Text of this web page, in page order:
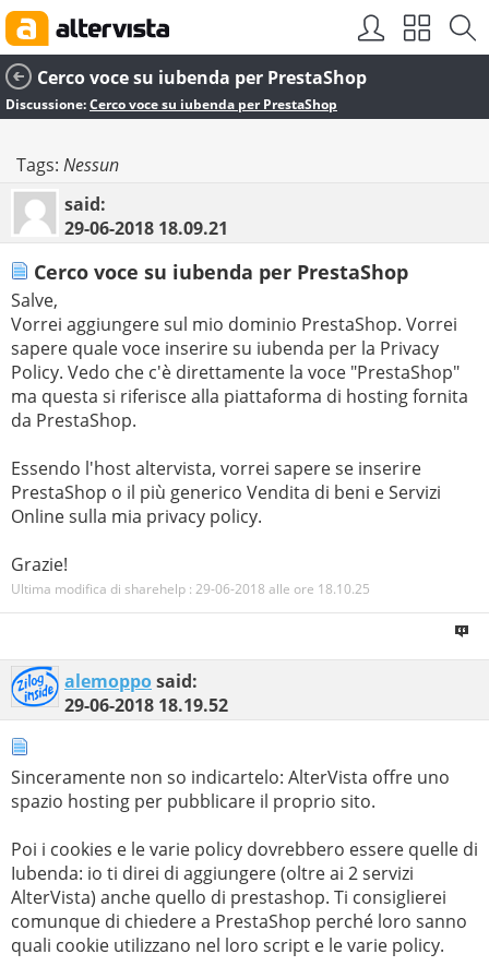
Cerco voce su iubenda per PrestaShop
Discussione:Cerco voce su iubenda per PrestaShop
Tags: Nessun
said:
29-06-2018 18.09.21
Cerco voce su iubenda per PrestaShop
Salve,
Vorrei aggiungere sul mio dominio PrestaShop. Vorrei
sapere quale voce inserire su iubenda per la Privacy
Policy. Vedo che c'è direttamente la voce "PrestaShop"
ma questa si riferisce alla piattaforma di hosting fornita
da PrestaShop.
Essendo l'host altervista, vorrei sapere se inserire
PrestaShop o il più generico Vendita di beni e Servizi
Online sulla mia privacy policy.
Grazie!
Ultima modifica di sharehelp : 29-06-2018 alle ore 18.10.25
alemopposaid:
29-06-2018 18.19.52
Sinceramente non so indicartelo: AlterVista offre uno
spazio hosting per pubblicare il proprio sito.
Poi i cookies e le varie policy dovrebbero essere quelle di
Iubenda: io ti direi di aggiungere (oltre ai 2 servizi
AlterVista) anche quello di prestashop. Ti consiglierei
comunque di chiedere a PrestaShop perché loro sanno
quali cookie utilizzano nel loro script e le varie policy.